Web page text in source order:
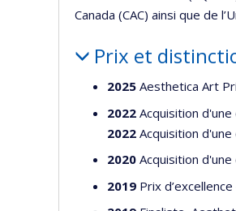
Canada (CAC) ainsi que de
Prix et
2025 Aesthetica Art
2022 Acquisition
2022 Acquisition
2020 Acquisition
2019 Prix